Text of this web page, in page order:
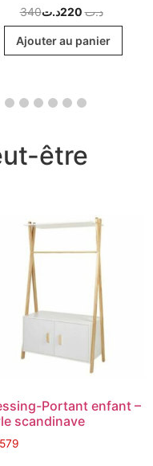
340 د.ت 220د.ت
Ajouter au panier
être
Portant enfant –
scandinave